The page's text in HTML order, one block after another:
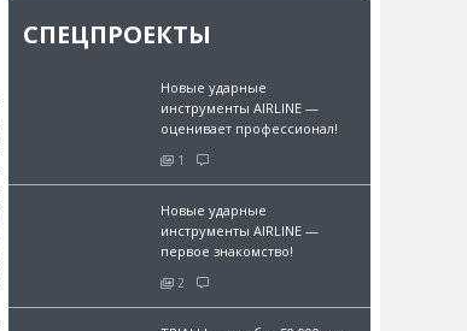
СПЕЦПРОЕКТЫ
Новые ударные
инструменты AIRLINE —
оценивает профессионал!
1
Новые ударные
инструменты AIRLINE —
первое знакомство!
2